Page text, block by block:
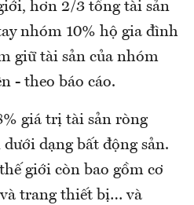
hơn 2/3 tổng tài sản
nhóm 10% hộ gia đình
giữ tài sản của nhóm
- theo báo cáo.
giá trị tài sản ròng
dạng bất động sản.
giới còn bao gồm cơ
trang thiết bị… và